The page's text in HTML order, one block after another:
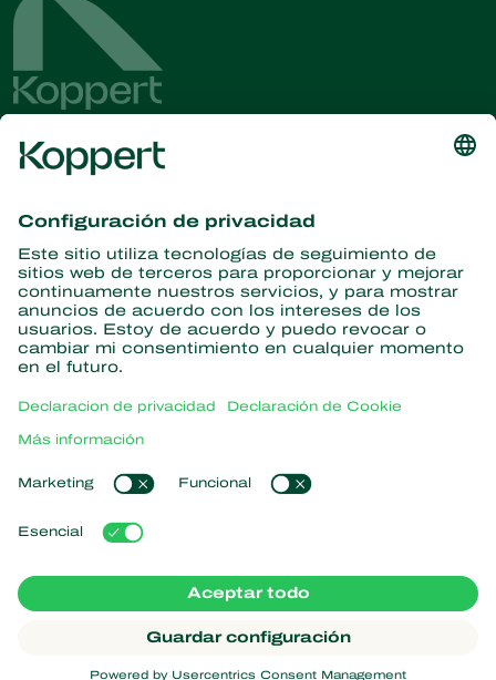
información
Suscríbase aquí
Partners with Nature
Avispas parasitoides
Nematodos benéficos
Microorganismos benéficos
Protección de cultivos
Acerca de Koppert
Noticias e información
Trabajar en Koppert
Contáctanos
Enlaces populares
Experiencias de los usuarios
Koppert Global
Administrar cookies
Declaración sobre el uso de cookies